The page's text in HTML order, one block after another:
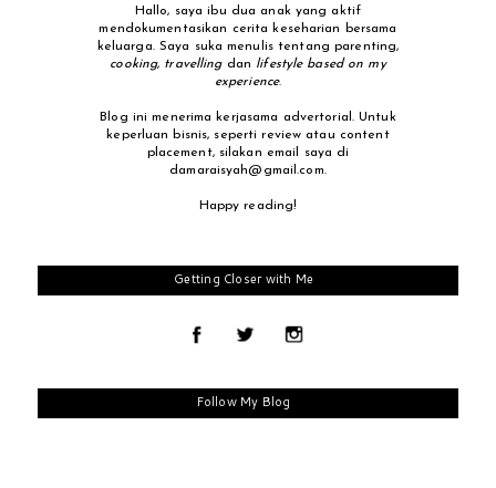
Hallo, saya ibu dua anak yang aktif
mendokumentasikan cerita keseharian bersama
keluarga. Saya suka menulis tentang parenting,
cooking, travellingdan lifestyle based on my
experience.
Blog ini menerima kerjasama advertorial. Untuk
keperluan bisnis, seperti review atau content
placement, silakan email saya di
damaraisyah@gmail.com.
Happy reading!
Getting Closer with Me
Follow My Blog